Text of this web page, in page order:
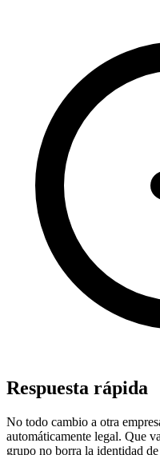
Respuesta rápida
No todo cambio a otra
automáticamente legal. Que
grupo no borra la identidad